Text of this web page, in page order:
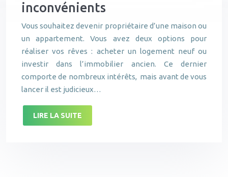
inconvénients
Vous souhaitez devenir propriétaire d’une maison ou
un appartement. Vous avez deux options pour
réaliser vos rêves : acheter un logement neuf ou
investir dans l’immobilier ancien. Ce dernier
comporte de nombreux intérêts, mais avant de vous
lancer il est judicieux…
LIRE LA SUITE